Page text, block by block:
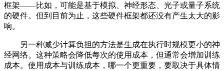
框架——比如，可能是基于模拟、神经形态、光子或量子系统
的硬件。但到目前为止，这些硬件框架都还没有产生太大的影
响。
另一种减少计算负担的方法是生成在执行时规模更小的神
经网络。这种策略会降低每次的使用成本，但通常会增加训练
成本。使用成本与训练成本，哪一个更重要，要取决于具体情